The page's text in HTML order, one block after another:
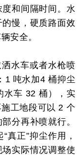
度和间隔时间。水
慢，硬质路面效
安全。
水车或者水枪喷
1 吨水加4 桶抑尘
水车 32 桶），实
工地段可以 2 个
部分再补喷就行。
真正”抑尘作用，
实际情况调整使